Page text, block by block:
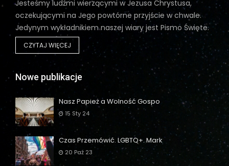
Jesteśmy ludźmi wierzącymi w Jezusa Chrystusa,
oczekującymi na Jego powtórne przyjście w chwale.
Jedynym wykładnikiem naszej wiary jest Pismo Święte.
CZYTAJ WIĘCEJ
Nowe publikacje
Nasz Papież a Wolność Gospo
15 Sty 24
Czas Przemówić. LGBTQ+. Mark
20 Paź 23